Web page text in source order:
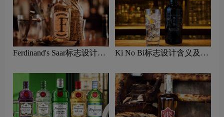
Ferdinand's Saar标志设计含
Ki No Bi标志设计含义及杜